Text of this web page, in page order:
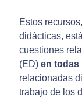
Estos
didácticas,
cuestiones
(ED) en todas
relacionadas
trabajo de los